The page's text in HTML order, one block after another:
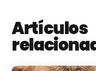
Artículos